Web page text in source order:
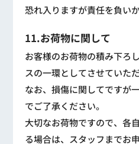
恐れ入りますが責任を負いか
11.お荷物に関して
お客様のお荷物の積み下ろ
スの一環としてさせていた
なお、損傷に関してですが
でご了承ください。
大切なお荷物ですので、各
る場合は、スタッフまでお